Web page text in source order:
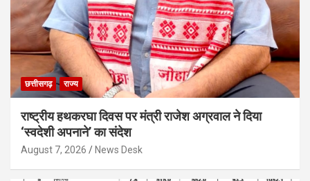
छत्तीसगढ़ राज्य
राष्ट्रीय हथकरघा दिवस पर मंत्री राजेश अग्रवाल ने दिया
‘स्वदेशी अपनाने’ का संदेश
August 7, 2026 News Desk